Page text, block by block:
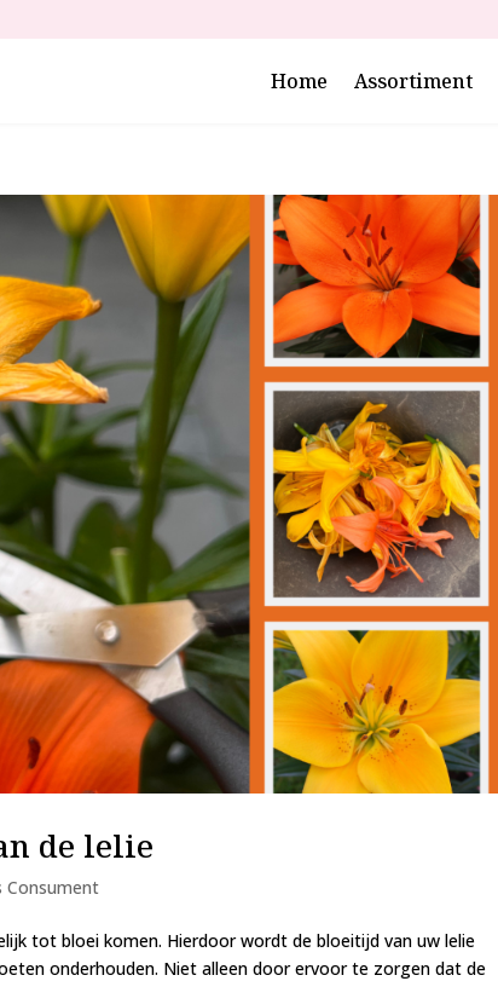
Home Assortiment
de lelie
Consument
tot bloei komen. Hierdoor wordt de bloeitijd van uw lelie
onderhouden. Niet alleen door ervoor te zorgen dat de